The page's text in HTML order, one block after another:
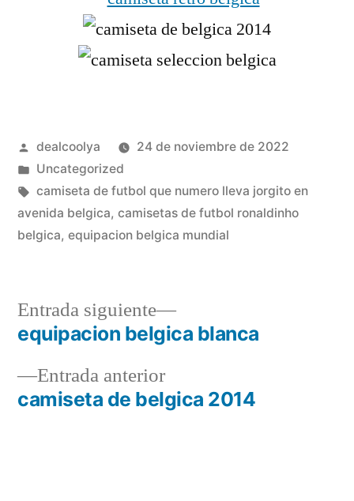
Publicado
por
dealcoolya
24 de noviembre de 2022
Publicado
en
Uncategorized
Etiquetas:
camiseta de futbol que numero lleva jorgito en
avenida belgica, camisetas de futbol ronaldinho
belgica, equipacion belgica mundial
Navegación
deEntrada anteriorEntrada
anterior:
camiseta de belgica 2014
Entrada siguiente
Entrada
siguiente:
equipacion belgica blanca